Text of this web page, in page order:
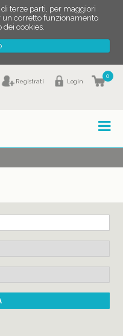
terze parti, per maggiori
un corretto funzionamento
dei cookies.
0
Login
Registrati